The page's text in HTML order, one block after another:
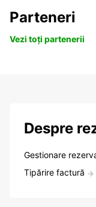
Parteneri
Vezi toți partenerii
Despre
Gestionare
Tipărire factură